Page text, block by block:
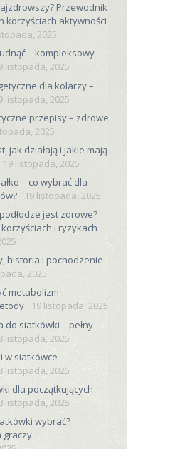
Przewodnik
korzyściach aktywności
2025
– kompleksowy
listopada, 2025
dla kolarzy –
listopada, 2025
przepisy – zdrowe
2025
jak działają i jakie mają
19 listopada, 2025
– co wybrać dla
19 listopada, 2025
jest zdrowe?
i ryzykach
historia i pochodzenie
2025
metabolizm –
19 listopada, 2025
do siatkówki – pełny
listopada, 2025
w siatkówce –
listopada, 2025
dla początkujących –
listopada, 2025
wybrać?
graczy